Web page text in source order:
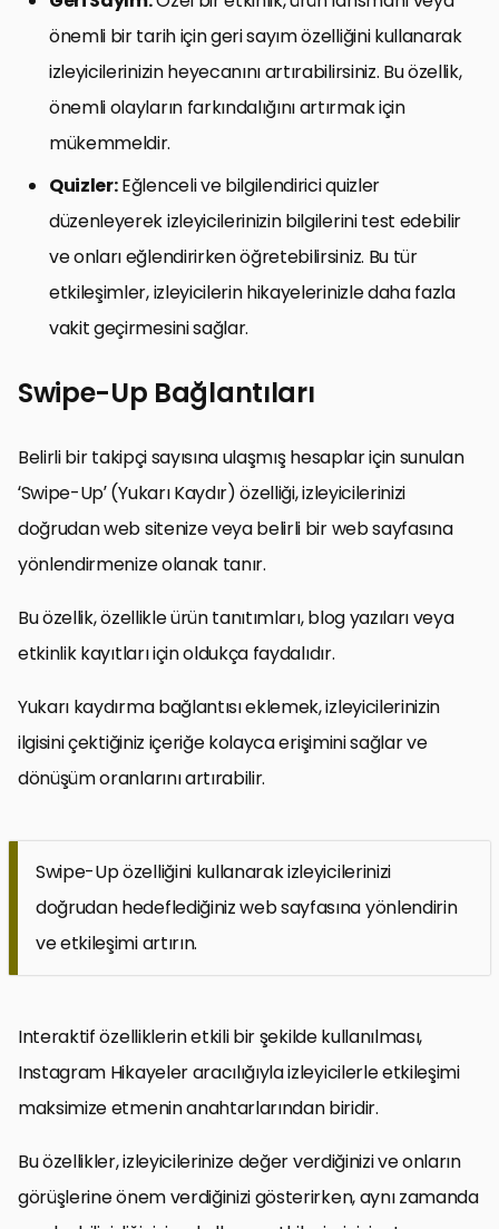
önemli bir tarih için geri sayım özelliğini kullanarak
izleyicilerinizin heyecanını artırabilirsiniz. Bu özellik,
önemli olayların farkındalığını artırmak için
mükemmeldir.
Quizler:Eğlenceli ve bilgilendirici quizler
düzenleyerek izleyicilerinizin bilgilerini test edebilir
ve onları eğlendirirken öğretebilirsiniz. Bu tür
etkileşimler, izleyicilerin hikayelerinizle daha fazla
vakit geçirmesini sağlar.
Swipe-Up Bağlantıları
Belirli bir takipçi sayısına ulaşmış hesaplar için sunulan
‘Swipe-Up’ (Yukarı Kaydır) özelliği, izleyicilerinizi
doğrudan web sitenize veya belirli bir web sayfasına
yönlendirmenize olanak tanır.
Bu özellik, özellikle ürün tanıtımları, blog yazıları veya
etkinlik kayıtları için oldukça faydalıdır.
Yukarı kaydırma bağlantısı eklemek, izleyicilerinizin
ilgisini çektiğiniz içeriğe kolayca erişimini sağlar ve
dönüşüm oranlarını artırabilir.
Swipe-Up özelliğini kullanarak izleyicilerinizi
doğrudan hedeflediğiniz web sayfasına yönlendirin
ve etkileşimi artırın.
Interaktif özelliklerin etkili bir şekilde kullanılması,
Instagram Hikayeler aracılığıyla izleyicilerle etkileşimi
maksimize etmenin anahtarlarından biridir.
Bu özellikler, izleyicilerinize değer verdiğinizi ve onların
görüşlerine önem verdiğinizi gösterirken, aynı zamanda